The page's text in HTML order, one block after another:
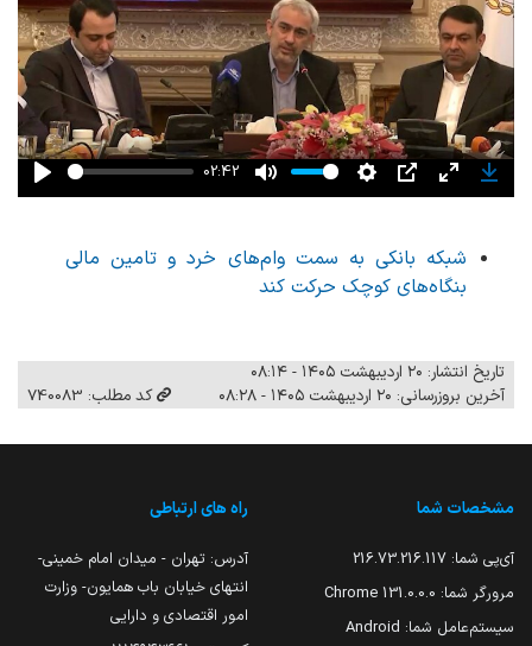
Play
02:42
Mute Settings
PIP Enter
شبکه بانکی به سمت وام‌های خرد و تامین مالی
بنگاه‌های کوچک حرکت کند
تاریخ انتشار: ۲۰ اردیبهشت ۱۴۰۵ - ۰۸:۱۴
آخرین بروزرسانی: ۲۰ اردیبهشت ۱۴۰۵ - ۰۸:۲۸
کد مطلب: 740083
مشخصات شما
آی‌پی شما: 216.73.216.117
مرورگر شما: 131.0.0.0 Chrome
سیستم‌عامل شما: Android
راه های ارتباطی
آدرس: تهران - میدان امام خمینی-
انتهای خیابان باب همایون- وزارت
امور اقتصادی و دارایی